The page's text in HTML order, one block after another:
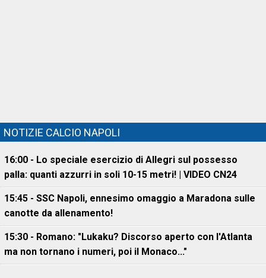
NOTIZIE CALCIO NAPOLI
16:00 - Lo speciale esercizio di Allegri sul possesso
palla: quanti azzurri in soli 10-15 metri! | VIDEO CN24
15:45 - SSC Napoli, ennesimo omaggio a Maradona sulle
canotte da allenamento!
15:30 - Romano: "Lukaku? Discorso aperto con l'Atlanta
ma non tornano i numeri, poi il Monaco..."